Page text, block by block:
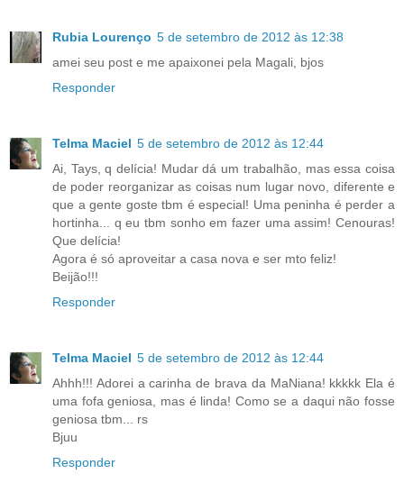
Rubia Lourenço 5 de setembro de 2012 às 12:38
amei seu post e me apaixonei pela Magali, bjos
Responder
Telma Maciel 5 de setembro de 2012 às 12:44
Ai, Tays, q delícia! Mudar dá um trabalhão, mas essa coisa
de poder reorganizar as coisas num lugar novo, diferente e
que a gente goste tbm é especial! Uma peninha é perder a
hortinha... q eu tbm sonho em fazer uma assim! Cenouras!
Que delícia!
Agora é só aproveitar a casa nova e ser mto feliz!
Beijão!!!
Responder
Telma Maciel 5 de setembro de 2012 às 12:44
Ahhh!!! Adorei a carinha de brava da MaNiana! kkkkk Ela é
uma fofa geniosa, mas é linda! Como se a daqui não fosse
geniosa tbm... rs
Bjuu
Responder